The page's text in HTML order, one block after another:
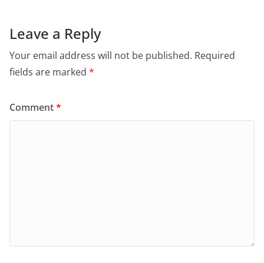
Leave a Reply
Your email address will not be published. Required
fields are marked *
Comment*